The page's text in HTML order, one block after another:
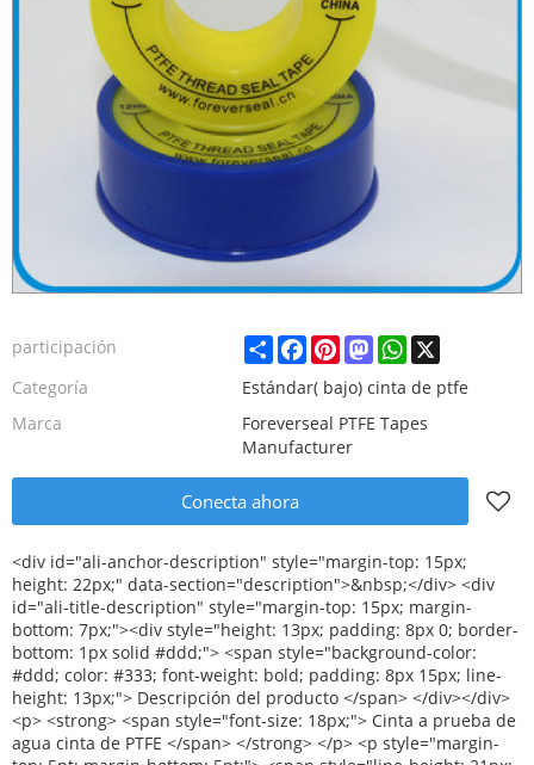
participación ShareFacebook
PinterestMastodonWhatsApp
X
Categoría
Estándar( bajo) cinta de ptfe
Marca
Foreverseal PTFE Tapes
Manufacturer
Conecta ahora
<div id="ali-anchor-description" style="margin-top: 15px; height: 22px;" data-section="description">&nbsp;</div> <div id="ali-title-description" style="margin-top: 15px; margin-bottom: 7px;"><div style="height: 13px; padding: 8px 0; border-bottom: 1px solid #ddd;"> <span style="background-color: #ddd; color: #333; font-weight: bold; padding: 8px 15px; line-height: 13px;"> Descripción del producto </span> </div></div> <p> <strong> <span style="font-size: 18px;"> Cinta a prueba de agua cinta de PTFE </span> </strong> </p> <p style="margin-top: 5pt; margin-bottom: 5pt;"> <span style="line-height: 21px; font-size: 14px;"> Estándar (bajo) cinta de PTFE </span> </p> <p style="margin-top: 5pt; margin-bottom: 5pt;"> <span style="line-height: 21px; font-size: 14px;"> Estándar Grado blanco cinta de PTFE adecuado para el aire, agua, hidráulico y líneas de baja presión. </span> </p> <table class="aliDataTable" style="width: 426.1pt; font-family: Verdana, Arial, Helvetica, sans-serif;"><tbody> <tr align="left"> <td style="width: 167.7pt;" rowspan="5" valign="center"><p> <strong> <span style="line-height: 24px; font-family: Arial; font-size: 12pt;"> Pliego de condiciones: </span> </strong> </p></td> <td style="width: 258.4pt;" valign="top"><p> <span style="line-height: 24px; font-family: Arial; font-size: 12pt;"> Ancho: </span> <span style="line-height: 24px; font-family: Arial; font-size: 12pt;"> 12mm 19mm 25mm </span> </p></td> </tr> <tr align="left"><td style="width: 258.4pt;" valign="top"><p> <span style="line-height: 24px; font-family: Arial; font-size: 12pt;"> Espesor: </span> <span style="line-height: 24px; font-family: Arial; font-size: 12pt;"> 0.075mm 0.1mm 0.2mm </span> </p></td></tr> <tr align="left"><td style="width: 258.4pt;" valign="top"><p> <span style="line-height: 24px; font-family: Arial; font-size: 12pt;"> Longitud: </span> <span style="line-height: 24px; font-family: Arial; font-size: 12pt;"> 8 M-50 m </span> </p></td></tr> <tr align="left"><td style="width: 258.4pt;" valign="top"><p> <span style="line-height: 24px; font-family: Arial; font-size: 12pt;"> Densidad: </span> <span style="line-height: 24px; font-family: Arial; font-size: 12pt;"> 0.2g/cm3 -- 0.3g/cm3 </span> </p></td></tr> <tr align="left"><td style="width: 258.4pt;" valign="top"><p> <span style="line-height: 24px; font-family: Arial; font-size: 12pt;"> De acuerdo a las peticiones del cliente </span> </p></td></tr> <tr align="left"> <td style="width: 167.7pt;" valign="top"><p> <strong> <span style="line-height: 24px; font-family: Arial; font-size: 12pt;"> Color: </span> </strong> </p></td> <td style="width: 258.4pt;" valign="top"><p> <span style="line-height: 24px; font-size: 12pt;"> Blanco </span> </p></td> </tr> <tr align="left"> <td style="width: 167.7pt;" valign="top"><p> <strong> <span style="line-height: 24px; font-family: Arial; font-size: 12pt;"> Entrega: </span> </strong> </p></td> <td style="width: 258.4pt;" valign="top"><p> <span style="line-height: 24px; font-family: Arial; font-size: 12pt;"> 30 días después de recibir pago por adelantado del 30% </span> </p></td> </tr> <tr align="left"> <td style="width: 167.7pt;" rowspan="4" valign="center"><p> <strong> <span style="line-height: 24px; font-family: Arial; font-size: 12pt;"> Detalles del embalaje: </span> </strong> </p></td> <td style="width: 258.4pt;" valign="top"><p> <span style="line-height: 24px; font-family: Arial; font-size: 12pt;"> 1.10 unids/contracción o 10 unids/caja </span> </p></td> </tr> <tr align="left"><td style="width: 258.4pt;" valign="top"><p> <span style="line-height: 24px; font-family: Arial; font-size: 12pt;"> 2. innerbox: 48 unids/caja o 100 unids/caja o 250 unids/caja </span> </p></td></tr> <tr align="left"><td style="width: 258.4pt;" valign="top"><p> <span style="line-height: 24px; font-family: Arial; font-size: 12pt;"> 3. Outer cartón: 500 unids/ctn o 1000 unids/ctn </span> </p></td></tr> <tr align="left"><td style="width: 258.4pt;" valign="top"><p> <span style="line-height: 24px; font-family: Arial; font-size: 12pt;"> De acuerdo a las peticiones del cliente </span> </p></td></tr> <tr align="left"> <td style="width: 167.7pt;" valign="top"><p> <strong> <span style="line-height: 24px; font-family: Arial; font-size: 12pt;"> Puerto:: </span> </strong> </p></td> <td style="width: 258.4pt;" valign="top"><p> <span style="line-height: 24px; font-size: 12pt;"> Shanghai/ningbo </span> </p></td> </tr> </tbody></table> <p>&nbsp;</p> <p><img src="http://i03.i.aliimg.com/simg/single/icon/placeholder_100x100.png" data-src="http://g04.s.alicdn.com/kf/HT1YhH1Fw4kXXagOFbXc/200307087/HT1YhH1Fw4kXXagOFbXc.jpg" data-alt="De baja densidad a prueba de agua cinta cinta cinta de PTFE cinta de 12 mm de PTFE" ori-width="600" ori-height="600" /> <noscript><img src="http://g04.s.alicdn.com/kf/HT1YhH1Fw4kXXagOFbXc/200307087/HT1YhH1Fw4kXXagOFbXc.jpg" alt="De baja densidad a prueba de agua cinta cinta cinta de PTFE cinta de 12 mm de PTFE" ori-width="600" ori-height="600"></noscript> <img src="http://i03.i.aliimg.com/simg/single/icon/placeholder_100x100.png" data-src="http://g03.s.alicdn.com/kf/HT1EtNNFUxgXXagOFbXk/200307087/HT1EtNNFUxgXXagOFbXk.jpg" data-alt="De baja densidad a prueba de agua cinta cinta cinta de PTFE cinta de 12 mm de PTFE" ori-width="600" ori-height="600" /> <noscript><img src="http://g03.s.alicdn.com/kf/HT1EtNNFUxgXXagOFbXk/200307087/HT1EtNNFUxgXXagOFbXk.jpg" alt="De baja densidad a prueba de agua cinta cinta cinta de PTFE cinta de 12 mm de PTFE" ori-width="600" ori-height="600"></noscript> </p> <p>&nbsp;</p> <p><img src="http://i03.i.aliimg.com/simg/single/icon/placeholder_100x100.png" data-src="http://g04.s.alicdn.com/kf/HT1wMv7FuXlXXagOFbXM/200307087/HT1wMv7FuXlXXagOFbXM.jpg" data-alt="De baja densidad a prueba de agua cinta cinta cinta de PTFE cinta de 12 mm de PTFE" ori-width="600" ori-height="600" /> <noscript><img src="http://g04.s.alicdn.com/kf/HT1wMv7FuXlXXagOFbXM/200307087/HT1wMv7FuXlXXagOFbXM.jpg" alt="De baja densidad a prueba de agua cinta cinta cinta de PTFE cinta de 12 mm de PTFE" ori-width="600" ori-height="600"></noscript> </p> <div id="ali-anchor-packaging" style="margin-top: 15px; height: 22px;" data-section="packaging">&nbsp;</div> <div id="ali-title-packaging" style="margin-top: 15px; margin-bottom: 7px;"><div style="height: 13px; padding: 8px 0; border-bottom: 1px solid #ddd;"> <span style="background-color: #ddd; color: #333; font-weight: bold; padding: 8px 15px; line-height: 13px;"> Embalaje y envío </span> </div></div> <p><img src="http://i03.i.aliimg.com/simg/single/icon/placeholder_100x100.png" data-src="http://i00.i.aliimg.com/img/pb/082/509/068/1068509082_018.jpg" data-alt="De baja densidad a prueba de agua cinta cinta cinta de PTFE cinta de 12 mm de PTFE" ori-width="600" ori-height="600" /> <noscript><img src="http://i00.i.aliimg.com/img/pb/082/509/068/1068509082_018.jpg" alt="De baja densidad a prueba de agua cinta cinta cinta de PTFE cinta de 12 mm de PTFE" ori-width="600" ori-height="600"></noscript> </p> <div id="ali-anchor-companyInfo" style="margin-top: 15px; height: 22px;" data-section="companyInfo">&nbsp;</div> <div id="ali-title-companyInfo" style="margin-top: 15px; margin-bottom: 7px;"><div style="height: 13px; padding: 8px 0; border-bottom: 1px solid #ddd;"> <span style="background-color: #ddd; color: #333; font-weight: bold; padding: 8px 15px; line-height: 13px;"> Información de la empresa </span> </div></div> <p>&nbsp;</p> <p><img src="http://i03.i.aliimg.com/simg/single/icon/placeholder_100x100.png" data-src="http://i01.i.aliimg.com/img/pb/888/412/068/1068412888_245.jpg" data-alt="De baja densidad a prueba de agua cinta cinta cinta de PTFE cinta de 12 mm de PTFE" ori-width="600" ori-height="600" /> <noscript><img src="http://i01.i.aliimg.com/img/pb/888/412/068/1068412888_245.jpg" alt="De baja densidad a prueba de agua cinta cinta cinta de PTFE cinta de 12 mm de PTFE" ori-width="600" ori-height="600"></noscript> </p> <p>&nbsp;</p> <p><img src="http://i03.i.aliimg.com/simg/single/icon/placeholder_100x100.png" data-src="http://i01.i.aliimg.com/img/pb/603/797/066/1066797603_518.jpg" data-alt="De baja densidad a prueba de agua cinta cinta cinta de PTFE cinta de 12 mm de PTFE" ori-width="600" ori-height="600" /> <noscript><img src="http://i01.i.aliimg.com/img/pb/603/797/066/1066797603_518.jpg" alt="De baja densidad a prueba de agua cinta cinta cinta de PTFE cinta de 12 mm de PTFE" ori-width="600" ori-height="600"></noscript> </p> <p>&nbsp;</p> <p> <span style="line-height: 18px;"> <strong> <span style="line-height: 24px; font-size: 16px;"> <span style="line-height: 24px; background-color: #b8b8b8;"> <span style="line-height: 24px; background-color: #ffffff;"> <span style="line-height: 24px; text-decoration: underline;"> Certificación </span> </span> </span> </span> </strong> </span> </p> <p><img src="http://i03.i.aliimg.com/simg/single/icon/placeholder_100x100.png" data-src="http://i00.i.aliimg.com/img/pb/567/436/972/972436567_933.jpg" width="600" height="200" ori-width="600" ori-height="200" /> <noscript><img src="http://i00.i.aliimg.com/img/pb/567/436/972/972436567_933.jpg" width="600" height="200" ori-width="600" ori-height="200"></noscript> </p> <p>&nbsp;&nbsp;</p> <div id="ali-anchor-faq" style="margin-top: 15px; height: 22px;" data-section="faq">&nbsp;</div> <div id="ali-title-faq" style="margin-top: 15px; margin-bottom: 7px;"><div style="height: 13px; padding: 8px 0; border-bottom: 1px solid #ddd;"> <span style="background-color: #ddd; color: #333; font-weight: bold; padding: 8px 15px; line-height: 13px;"> FAQ </span> </div></div> <p>&nbsp;</p> <table class="aliDataTable" style="width: 426.1pt;"><tbody> <tr align="left"><td style="width: 426.1pt;" valign="top"><p> <span style="line-height: 21px; font-size: 14px;